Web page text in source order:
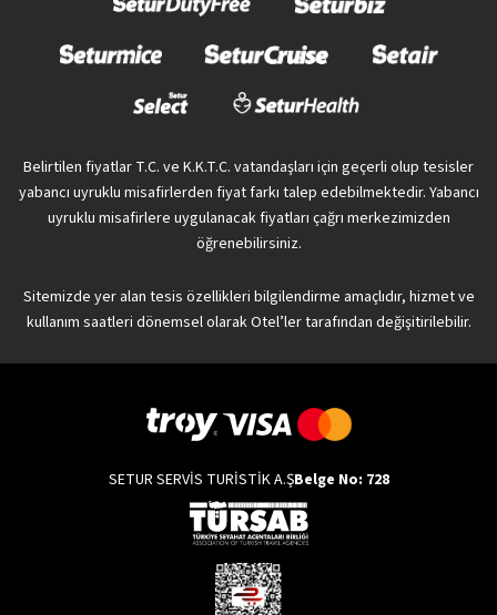
Belirtilen fiyatlar T.C. ve K.K.T.C. vatandaşları için geçerli olup tesisler
yabancı uyruklu misafirlerden fiyat farkı talep edebilmektedir. Yabancı
uyruklu misafirlere uygulanacak fiyatları çağrı merkezimizden
öğrenebilirsiniz.
Sitemizde yer alan tesis özellikleri bilgilendirme amaçlıdır, hizmet ve
kullanım saatleri dönemsel olarak Otel’ler tarafından değişitirilebilir.
SETUR SERVİS TURİSTİK A.ŞBelge No: 728